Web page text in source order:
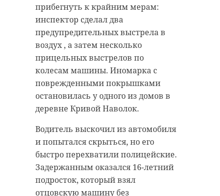
прибегнуть к крайним мерам:
инспектор сделал два
предупредительных выстрела в
воздух , а затем несколько
прицельных выстрелов по
колесам машины. Иномарка с
поврежденными покрышками
остановилась у одного из домов в
деревне Кривой Наволок.
Водитель выскочил из автомобиля
и попытался скрыться, но его
быстро перехватили полицейские.
Задержанным оказался 16-летний
подросток, который взял
отцовскую машину без